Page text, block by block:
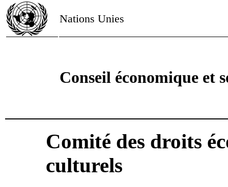
Nations Unies
Conseil économique et
Comité des droits
culturels